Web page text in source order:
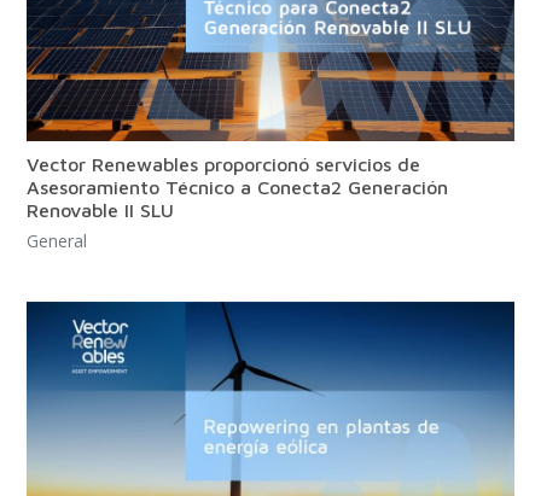
Vector Renewables proporcionó servicios de
Asesoramiento Técnico a Conecta2 Generación
Renovable II SLU
General